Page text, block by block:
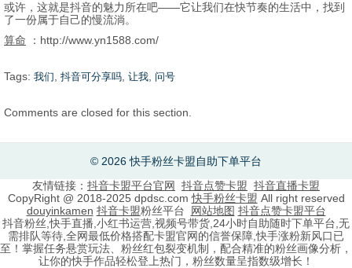
或许，这就是抖音的魅力所在吧——它让我们在快节奏的生活中，找到
了一份属于自己的慢流淌。
算命 ：http://www.yn1588.com/
Tags: 我们 抖音可分享吗 让我 问号
Comments are closed for this section.
© 2026 快手粉丝卡盟自助下单平台
友情链接： 抖音卡盟平台官网 抖音点赞卡盟 抖音直播卡盟
CopyRight @ 2018-2025 dpdsc.com快手粉丝卡盟 All right reserved
douyinkamen 抖音卡盟粉丝平台 网站地图 抖音点赞卡盟平台
抖音粉丝,快手直播,小红书运营,视频号带货,24小时自助随时下单平台,无
需排队等待,全网最低价格搭配卡盟官网的信誉保障,快手涨粉新风口已
至！掌握任务悬赏玩法、粉丝红包裂变机制，配合精准的粉丝画像分析，
让你的快手作品轻松登上热门，粉丝数量呈指数级增长！